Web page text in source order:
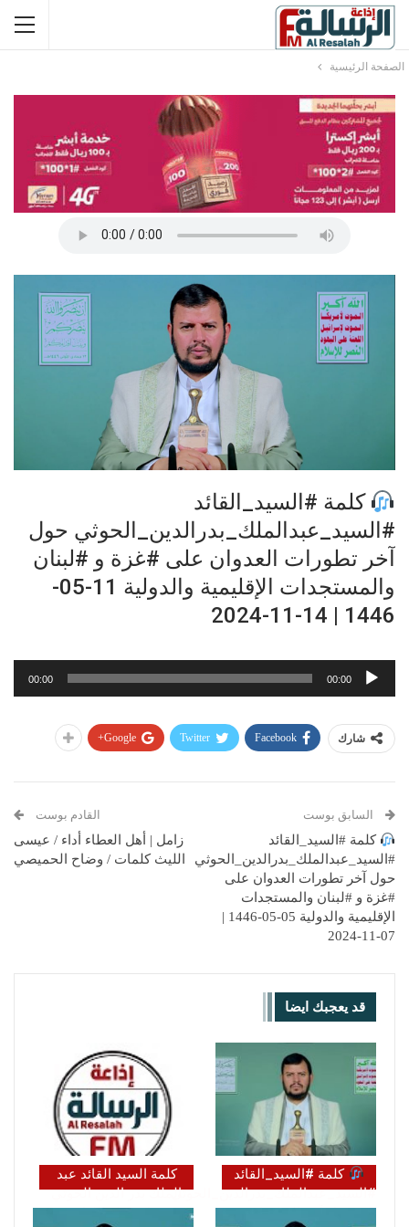
الصفحة الرئيسية
كلمة #السيد_القائد
#السيد_عبدالملك_بدرالدين_الحوثي حول
آخر تطورات العدوان على #غزة و #لبنان
والمستجدات الإقليمية والدولية 11-05-
1446 | 14-11-2024
مشغل
00:00
00:00
شارك Facebook
Twitter
Google+
السابق بوست
كلمة #السيد_القائد
#السيد_عبدالملك_بدرالدين_الحوثي
حول آخر تطورات العدوان على
#غزة و #لبنان والمستجدات
الإقليمية والدولية 05-05-1446 |
07-11-2024
القادم بوست
زامل | أهل العطاء أداء / عيسى
الليث كلمات / وضاح الحميصي
قد يعجبك ايضا
كلمة #السيد_القائد
#السيد_عبدالملك_بدرالدين_الحوثي
حول آخر التطورات
كلمة السيد القائد عبد
الملك بدر الدين الحوثي
(يحفظه الله)